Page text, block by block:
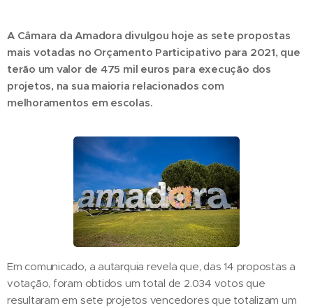
A Câmara da Amadora divulgou hoje as sete propostas
mais votadas no Orçamento Participativo para 2021, que
terão um valor de 475 mil euros para execução dos
projetos, na sua maioria relacionados com
melhoramentos em escolas.
Em comunicado, a autarquia revela que, das 14 propostas a
votação, foram obtidos um total de 2.034 votos que
resultaram em sete projetos vencedores que totalizam um